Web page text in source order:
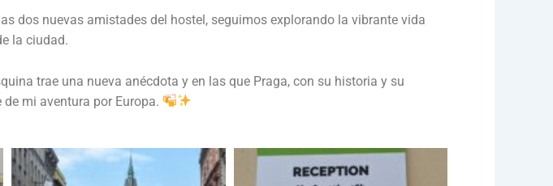
dos nuevas amistades del hostel, seguimos explorando la vibrante vida
la ciudad.
trae una nueva anécdota y en las que Praga, con su historia y su
mi aventura por Europa.